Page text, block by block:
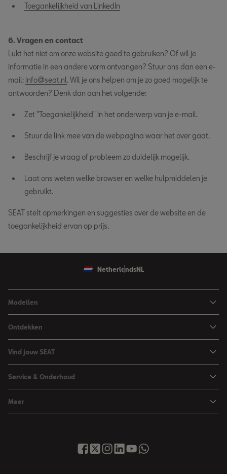
Toegankelijkheid van LinkedIn
6. Vragen en contact
Lukt het niet om onze website goed te gebruiken? Of wil je
informatie in een andere vorm ontvangen? Stuur ons dan een e-
mail: info@seat.nl. Wil je ons helpen om je zo goed mogelijk te
antwoorden? Denk dan aan het volgende:
Zet "Toegankelijkheid" in het onderwerp van je e-mail.
Stuur de link mee van de webpagina waar het over gaat.
Beschrijf je vraag of probleem zo duidelijk mogelijk.
Laat ons weten welke browser en welke hulpmiddelen je
gebruikt.
SEAT stelt opmerkingen en suggesties over de website en de
toegankelijkheid ervan op prijs.
Netherlands NL
Modellen
Arona
Leon
Leon Sportstourer
Ateca
Ontdekken
Financieren
Zakelijk rijden
Hybride rijden
Over SEAT
Vind jouw SEAT
Brochure & prijslijst
Proefrit aanvragen
Service & Onderhoud
Vind je dealer
Meer
SEAT Financial Services